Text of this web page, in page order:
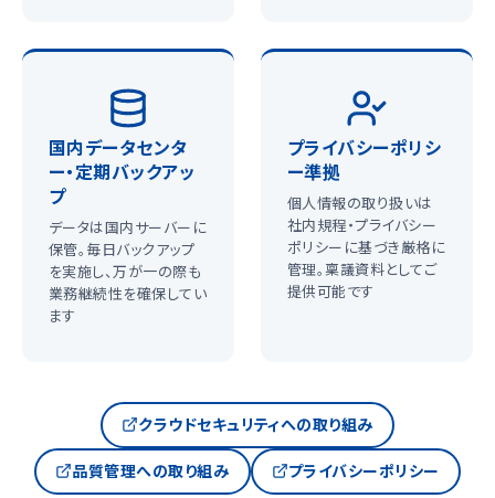
国内データセンタ
ー・定期バックアッ
プ
データは国内サーバーに
保管。毎日バックアップ
を実施し、万が一の際も
業務継続性を確保してい
ます
プライバシーポリシ
ー準拠
個人情報の取り扱いは
社内規程・プライバシー
ポリシーに基づき厳格に
管理。稟議資料としてご
提供可能です
クラウドセキュリティへの取り組み
品質管理への取り組み プライバシーポリシー